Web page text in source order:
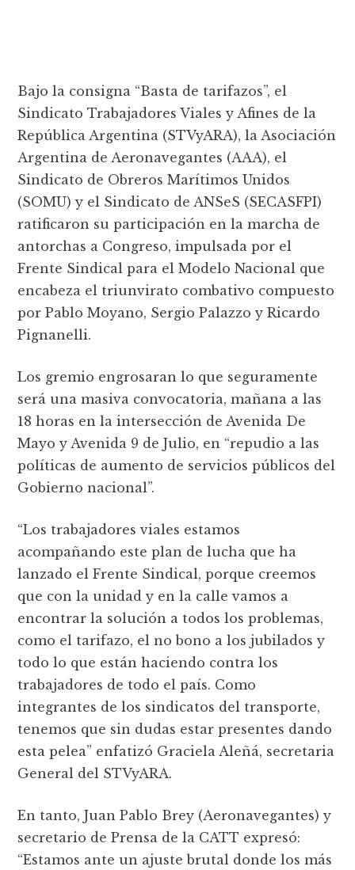
Bajo la consigna “Basta de tarifazos”, el
Sindicato Trabajadores Viales y Afines de la
República Argentina (STVyARA), la Asociación
Argentina de Aeronavegantes (AAA), el
Sindicato de Obreros Marítimos Unidos
(SOMU) y el Sindicato de ANSeS (SECASFPI)
ratificaron su participación en la marcha de
antorchas a Congreso, impulsada por el
Frente Sindical para el Modelo Nacional que
encabeza el triunvirato combativo compuesto
por Pablo Moyano, Sergio Palazzo y Ricardo
Pignanelli.
Los gremio engrosaran lo que seguramente
será una masiva convocatoria, mañana a las
18 horas en la intersección de Avenida De
Mayo y Avenida 9 de Julio, en “repudio a las
políticas de aumento de servicios públicos del
Gobierno nacional”.
“Los trabajadores viales estamos
acompañando este plan de lucha que ha
lanzado el Frente Sindical, porque creemos
que con la unidad y en la calle vamos a
encontrar la solución a todos los problemas,
como el tarifazo, el no bono a los jubilados y
todo lo que están haciendo contra los
trabajadores de todo el país. Como
integrantes de los sindicatos del transporte,
tenemos que sin dudas estar presentes dando
esta pelea” enfatizó Graciela Aleñá, secretaria
General del STVyARA.
En tanto, Juan Pablo Brey (Aeronavegantes) y
secretario de Prensa de la CATT expresó:
“Estamos ante un ajuste brutal donde los más